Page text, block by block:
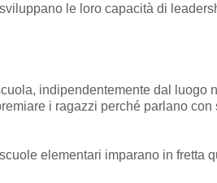
le loro capacità di
indipendentemente dal luogo
i ragazzi perché parlano
elementari imparano in fretta